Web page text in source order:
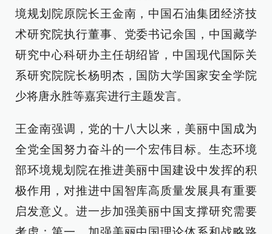
境规划院原院长王金南，中国石油集团经济技
术研究院执行董事、党委书记余国，中国藏学
研究中心科研办主任胡绍皆，中国现代国际关
系研究院院长杨明杰，国防大学国家安全学院
少将唐永胜等嘉宾进行主题发言。
王金南强调，党的十八大以来，美丽中国成为
全党全国努力奋斗的一个宏伟目标。生态环境
部环境规划院在推进美丽中国建设中发挥的积
极作用，对推进中国智库高质量发展具有重要
启发意义。进一步加强美丽中国支撑研究需要